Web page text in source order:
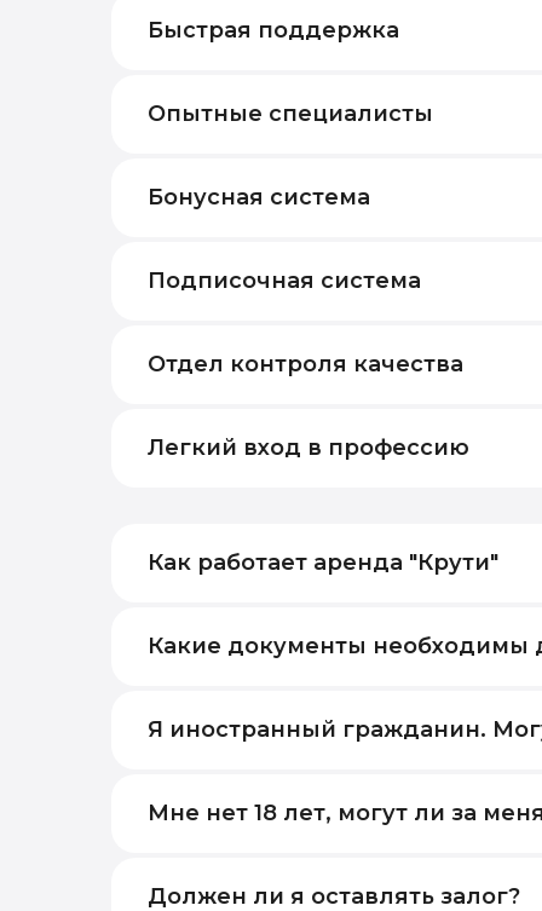
Быстрая поддержка
Опытные специалисты
Бонусная система
Подписочная система
Отдел контроля качества
Легкий вход в профессию
Как работает аренда "Крути"
Какие документы необходимы
Я иностранный гражданин.
Мне нет 18 лет, могут ли за
Должен ли я оставлять залог?